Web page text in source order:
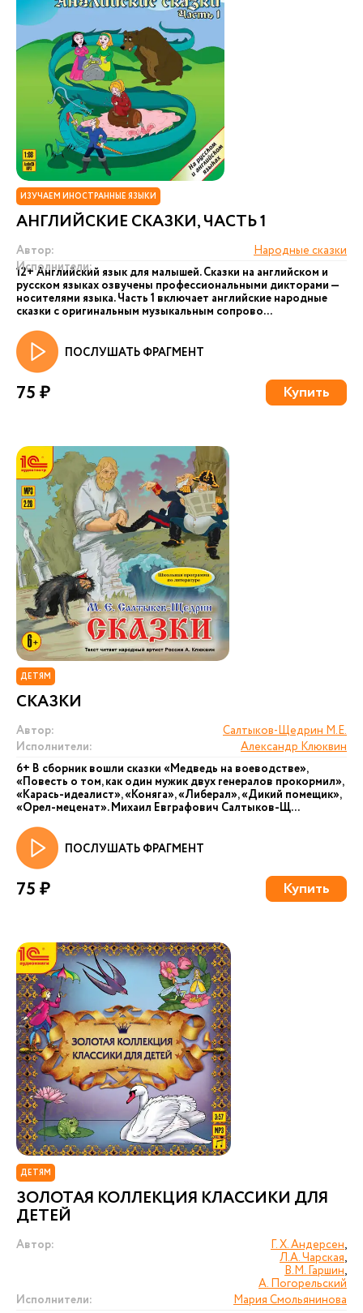
ИЗУЧАЕМ ИНОСТРАННЫЕ ЯЗЫКИ
АНГЛИЙСКИЕ СКАЗКИ, ЧАСТЬ 1
Автор:
Народные сказки
Исполнители:
12+ Английский язык для малышей. Сказки на английском и
русском языках озвучены профессиональными дикторами —
носителями языка. Часть 1 включает английские народные
сказки с оригинальным музыкальным сопрово...
ПОСЛУШАТЬ ФРАГМЕНТ
75 ₽ Купить
ДЕТЯМ
СКАЗКИ
Автор:
Салтыков-Щедрин М.Е.
Исполнители:
Александр Клюквин
6+ В сборник вошли сказки «Медведь на воеводстве»,
«Повесть о том, как один мужик двух генералов прокормил»,
«Карась-идеалист», «Коняга», «Либерал», «Дикий помещик»,
«Орел-меценат». Михаил Евграфович Салтыков-Щ...
ПОСЛУШАТЬ ФРАГМЕНТ
75 ₽ Купить
ДЕТЯМ
ЗОЛОТАЯ КОЛЛЕКЦИЯ КЛАССИКИ ДЛЯ
ДЕТЕЙ
Автор: Г. Х. Андерсен,
Л.А. Чарская,
В.М. Гаршин,
А. Погорельский
Исполнители:
Мария Смольянинова